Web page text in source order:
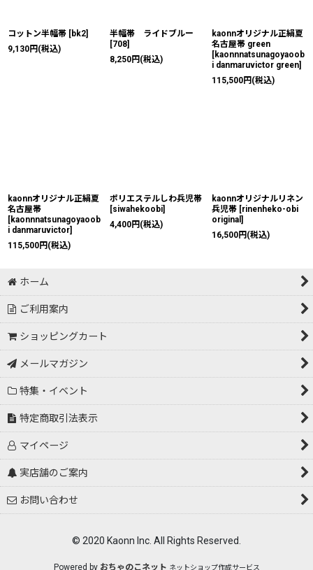
コットン半幅帯 [bk2]
9,130円 (税込)
半幅帯 ライドブルー
[708]
8,250円 (税込)
kaonnオリジナル正絹夏
名古屋帯 green
[kaonnnatsunagoyaoob
i danmaruvictor green]
115,500円 (税込)
kaonnオリジナル正絹夏
名古屋帯
[kaonnnatsunagoyaoob
i danmaruvictor]
115,500円 (税込)
ポリエステルしわ兵児帯
[siwahekoobi]
4,400円 (税込)
kaonnオリジナルリネン
兵児帯 [rinenheko-obi
original ]
16,500円 (税込)
ホーム
ご利用案内
ショッピングカート
メールマガジン
特集・イベント
特定商取引法表示
マイページ
実店舗のご案内
お問い合わせ
© 2020 Kaonn Inc. All Rights Reserved.
Powered by おちゃのこネット ネットショップ作成サービス